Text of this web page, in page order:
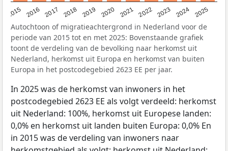
2015 2016 2017 2018 2019 2020 2021 2022 2023 2024 2025
Autochtoon of migratieachtergrond in Nederland voor de
periode van 2015 tot en met 2025: Bovenstaande grafiek
toont de verdeling van de bevolking naar herkomst uit
Nederland, herkomst uit Europa en herkomst van buiten
Europa in het postcodegebied 2623 EE per jaar.
In 2025 was de herkomst van inwoners in het
postcodegebied 2623 EE als volgt verdeeld: herkomst
uit Nederland: 100%, herkomst uit Europese landen:
0,0% en herkomst uit landen buiten Europa: 0,0% En
in 2015 was de verdeling van inwoners naar